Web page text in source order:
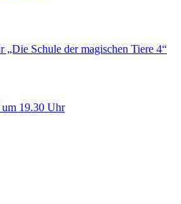
„Die Schule der magischen Tiere 4“
19.30 Uhr